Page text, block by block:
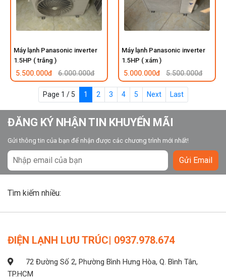
Máy lạnh Panasonic inverter
1.5HP ( trắng )
5.500.000đ 6.000.000đ
Máy lạnh Panasonic inverter
1.5HP ( xám )
5.000.000đ 5.500.000đ
Page 1 / 5 1 2 3 4 5 Next Last
ĐĂNG KÝ NHẬN TIN KHUYẾN MÃI
Gửi thông tin của bạn để nhận được các chương trình mới nhất!
Gửi Email
Tìm kiếm nhiều:
ĐIỆN LẠNH LƯU TRÚC| 0937.978.674
72 Đường Số 2, Phường Bình Hưng Hòa, Q. Bình Tân,
TP.HCM